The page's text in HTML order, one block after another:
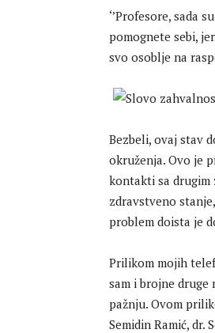
‘’Profesore, sada
pomognete sebi,
svo osoblje na
Bezbeli, ovaj stav
okruženja. Ovo je
kontakti sa drugim
zdravstveno
problem doista je
Prilikom mojih
sam i brojne
pažnju. Ovom
Semidin Ramić, dr.